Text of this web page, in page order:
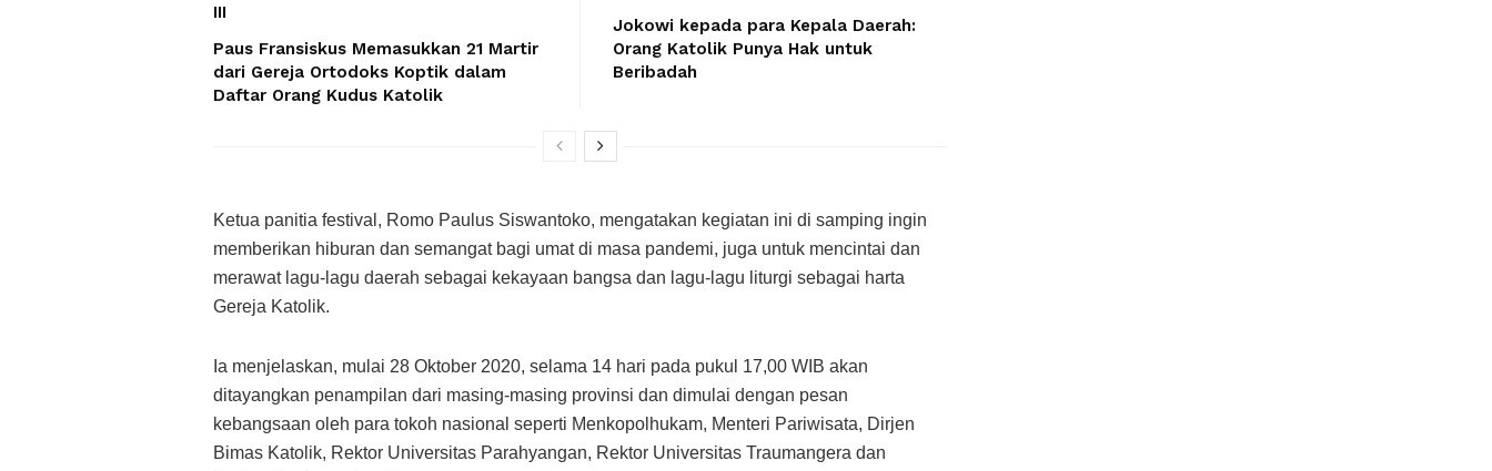
III
Paus Fransiskus Memasukkan 21 Martir
dari Gereja Ortodoks Koptik dalam
Daftar Orang Kudus Katolik
Jokowi kepada para Kepala Daerah:
Orang Katolik Punya Hak untuk
Beribadah
Ketua panitia festival, Romo Paulus Siswantoko, mengatakan kegiatan ini di samping ingin
memberikan hiburan dan semangat bagi umat di masa pandemi, juga untuk mencintai dan
merawat lagu-lagu daerah sebagai kekayaan bangsa dan lagu-lagu liturgi sebagai harta
Gereja Katolik.
Ia menjelaskan, mulai 28 Oktober 2020, selama 14 hari pada pukul 17,00 WIB akan
ditayangkan penampilan dari masing-masing provinsi dan dimulai dengan pesan
kebangsaan oleh para tokoh nasional seperti Menkopolhukam, Menteri Pariwisata, Dirjen
Bimas Katolik, Rektor Universitas Parahyangan, Rektor Universitas Traumangera dan